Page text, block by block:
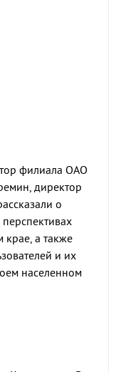
филиала ОАО
директор
о
крае, а также
и их
населенном